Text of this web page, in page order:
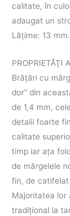
calitate, în
adaugat un
Lățime: 13 mm.
PROPRIETĂŢI
Brăţări cu
dor” din
de 1,4 mm,
detalii foarte
calitate
timp iar aţa
de mărgelele
fin, de catifelat
Majoritatea lor
tradiţional la